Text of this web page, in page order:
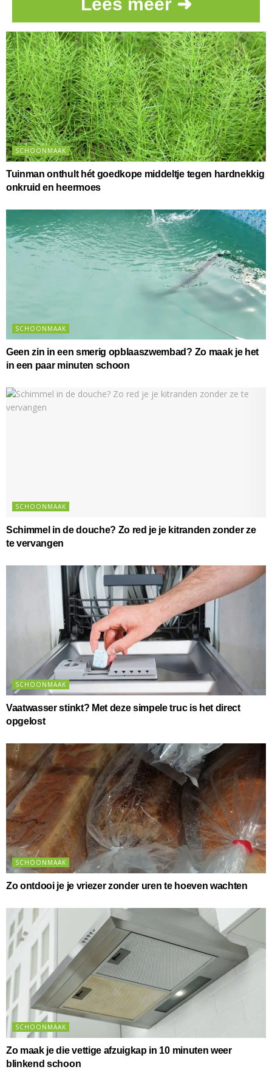
SCHOONMAAK
Tuinman onthult hét goedkope middeltje tegen hardnekkig
onkruid en heermoes
SCHOONMAAK
Geen zin in een smerig opblaaszwembad? Zo maak je het
in een paar minuten schoon
SCHOONMAAK
Schimmel in de douche? Zo red je je kitranden zonder ze
te vervangen
SCHOONMAAK
Vaatwasser stinkt? Met deze simpele truc is het direct
opgelost
SCHOONMAAK
Zo ontdooi je je vriezer zonder uren te hoeven wachten
SCHOONMAAK
Zo maak je die vettige afzuigkap in 10 minuten weer
blinkend schoon